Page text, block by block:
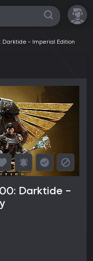
- Imperial Edition
Darktide -